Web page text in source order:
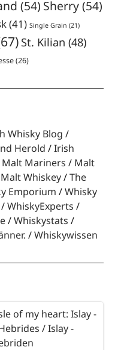
(54) Sherry(54)
(41) Single Grain (21)
St. Kilian (48)
(26)
Whisky Blog
Herold
Irish
Malt Mariners
Malt
Whiskey
The
Emporium
Whisky
WhiskyExperts
Whiskystats
Whiskywissen
of my heart: Islay -
/ Islay -